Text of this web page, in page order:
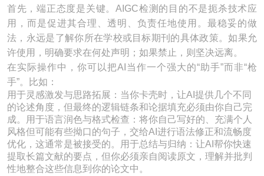
首先，端正态度是关键。AIGC检测的目的不是扼杀技术应
用，而是促进其合理、透明、负责任地使用。最稳妥的做
法，永远是了解你所在学校或目标期刊的具体政策。如果允
许使用，明确要求在何处声明；如果禁止，则坚决远离。
在实际操作中，你可以把AI当作一个强大的“助手”而非“枪
手”。比如：
用于灵感激发与思路拓展：当你卡壳时，让AI提供几个不同
的论述角度，但最终的逻辑链条和论据填充必须由你自己完
成。用于语言润色与格式检查：将你自己写好的、充满个人
风格但可能有些拗口的句子，交给AI进行语法修正和流畅度
优化，这通常是被接受的。用于总结与归纳：让AI帮你快速
提取长篇文献的要点，但你必须亲自阅读原文，理解并批判
性地整合这些信息到你的论文中。